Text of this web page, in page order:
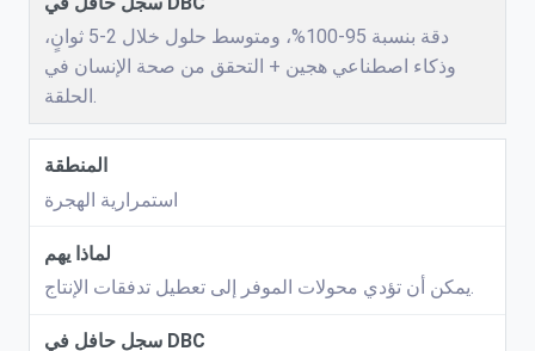
دقة بنسبة 95-100%، ومتوسط ​​حلول خلال 2-5 ثوانٍ،
وذكاء اصطناعي هجين + التحقق من صحة الإنسان في
الحلقة.
استمرارية الهجرة
يمكن أن تؤدي محولات الموفر إلى تعطيل تدفقات الإنتاج.